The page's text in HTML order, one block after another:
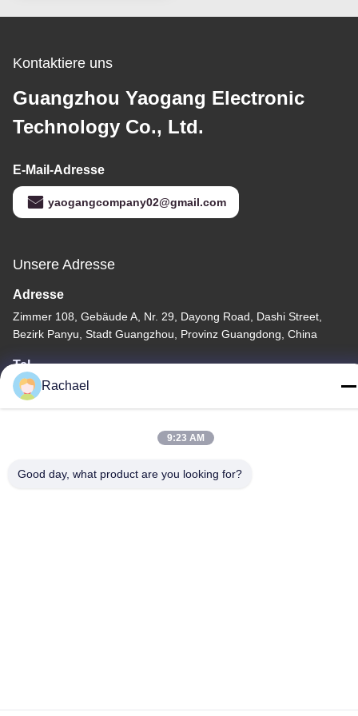
Kontaktiere uns
Guangzhou Yaogang Electronic
Technology Co., Ltd.
E-Mail-Adresse
yaogangcompany02@gmail.com
Unsere Adresse
Adresse
Zimmer 108, Gebäude A, Nr. 29, Dayong Road, Dashi Street,
Bezirk Panyu, Stadt Guangzhou, Provinz Guangdong, China
Tel
0086-15112103717
Rachael
9:23 AM
Good day, what product are you looking for?